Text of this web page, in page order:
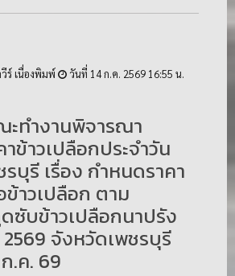
ร์ เนื่องพิมพ์ วันที่ 14 ก.ค. 2569 16:55 น.
ะทำงานพิจารณา
ข้าวเปลือกประจำวัน
บุรี เรื่อง กำหนดราคา
าวเปลือก ตาม
ซับข้าวเปลือกนาปรัง
จังหวัดเพชรบุรี
.ค. 69